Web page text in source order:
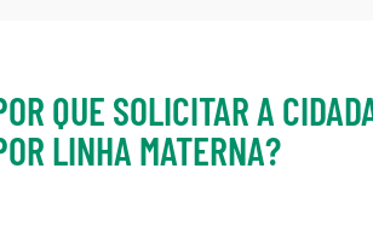
QUE SOLICITAR A
LINHA MATERNA?